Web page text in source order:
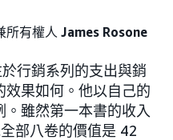
所有權人 James Rosone
行銷系列的支出與銷
果如何。他以自己的
雖然第一本書的收入
部八卷的價值是 42